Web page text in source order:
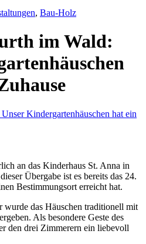
, Bau-Holz
im Wald:
an das Kinderhaus St. Anna in
Übergabe ist es bereits das 24.
Bestimmungsort erreicht hat.
wurde das Häuschen traditionell mit
Als besondere Geste des
den drei Zimmerern ein liebevoll